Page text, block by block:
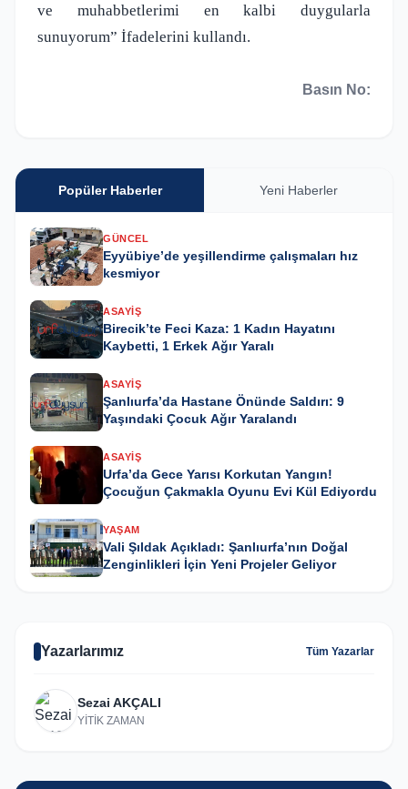
ve muhabbetlerimi en kalbi duygularla
sunuyorum” İfadelerini kullandı.
Basın No:
Popüler Haberler Yeni Haberler
GÜNCEL
Eyyübiye’de yeşillendirme çalışmaları hız
kesmiyor
ASAYIŞ
Birecik’te Feci Kaza: 1 Kadın Hayatını
Kaybetti, 1 Erkek Ağır Yaralı
ASAYIŞ
Şanlıurfa’da Hastane Önünde Saldırı: 9
Yaşındaki Çocuk Ağır Yaralandı
ASAYIŞ
Urfa’da Gece Yarısı Korkutan Yangın!
Çocuğun Çakmakla Oyunu Evi Kül Ediyordu
YAŞAM
Vali Şıldak Açıkladı: Şanlıurfa’nın Doğal
Zenginlikleri İçin Yeni Projeler Geliyor
Yazarlarımız Tüm Yazarlar
Sezai AKÇALI
YİTİK ZAMAN
GÜNCEL